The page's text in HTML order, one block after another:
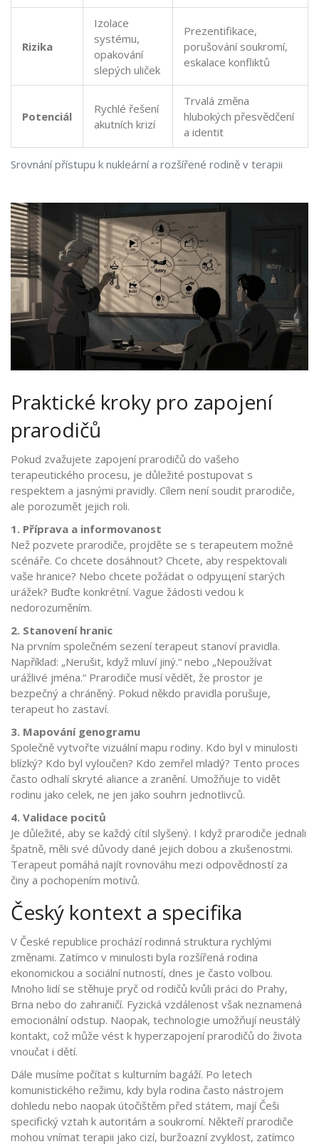
Srovnání přístupu k nukleární a rozšířené rodině v terapii
Rizika
Izolace
systému,
opakování
slepých uliček
Prezentifikace,
porušování soukromí,
eskalace konfliktů
Potenciál
Rychlé řešení
akutních krizí
Trvalá změna
hlubokých přesvědčení
a identit
Praktické kroky pro zapojení
prarodičů
Pokud zvažujete zapojení prarodičů do vašeho
terapeutického procesu, je důležité postupovat s
respektem a jasnými pravidly. Cílem není soudit prarodiče,
ale porozumět jejich roli.
1. Příprava a informovanost
Než pozvete prarodiče, projděte se s terapeutem možné
scénáře. Co chcete dosáhnout? Chcete, aby respektovali
vaše hranice? Nebo chcete požádat o odpущení starých
urážek? Buďte konkrétní. Vague žádosti vedou k
nedorozuměním.
2. Stanovení hranic
Na prvním společném sezení terapeut stanoví pravidla.
Například: „Nerušit, když mluví jiný.“ nebo „Nepoužívat
urážlivé jména.“ Prarodiče musí vědět, že prostor je
bezpečný a chráněný. Pokud někdo pravidla porušuje,
terapeut ho zastaví.
3. Mapování genogramu
Společně vytvořte vizuální mapu rodiny. Kdo byl v minulosti
blízký? Kdo byl vyloučen? Kdo zemřel mladý? Tento proces
často odhalí skryté aliance a zranění. Umožňuje to vidět
rodinu jako celek, ne jen jako souhrn jednotlivců.
4. Validace pocitů
Je důležité, aby se každý cítil slyšený. I když prarodiče jednali
špatně, měli své důvody dané jejich dobou a zkušenostmi.
Terapeut pomáhá najít rovnováhu mezi odpovědností za
činy a pochopením motivů.
Český kontext a specifika
V České republice prochází rodinná struktura rychlými
změnami. Zatímco v minulosti byla rozšířená rodina
ekonomickou a sociální nutností, dnes je často volbou.
Mnoho lidí se stěhuje pryč od rodičů kvůli práci do Prahy,
Brna nebo do zahraničí. Fyzická vzdálenost však neznamená
emocionální odstup. Naopak, technologie umožňují neustálý
kontakt, což může vést k hyperzapojení prarodičů do života
vnoučat i dětí.
Dále musíme počítat s kulturním bagáží. Po letech
komunistického režimu, kdy byla rodina často nástrojem
dohledu nebo naopak útočištěm před státem, mají Češi
specifický vztah k autoritám a soukromí. Někteří prarodiče
mohou vnímat terapii jako cizí, buržoazní zvyklost, zatímco